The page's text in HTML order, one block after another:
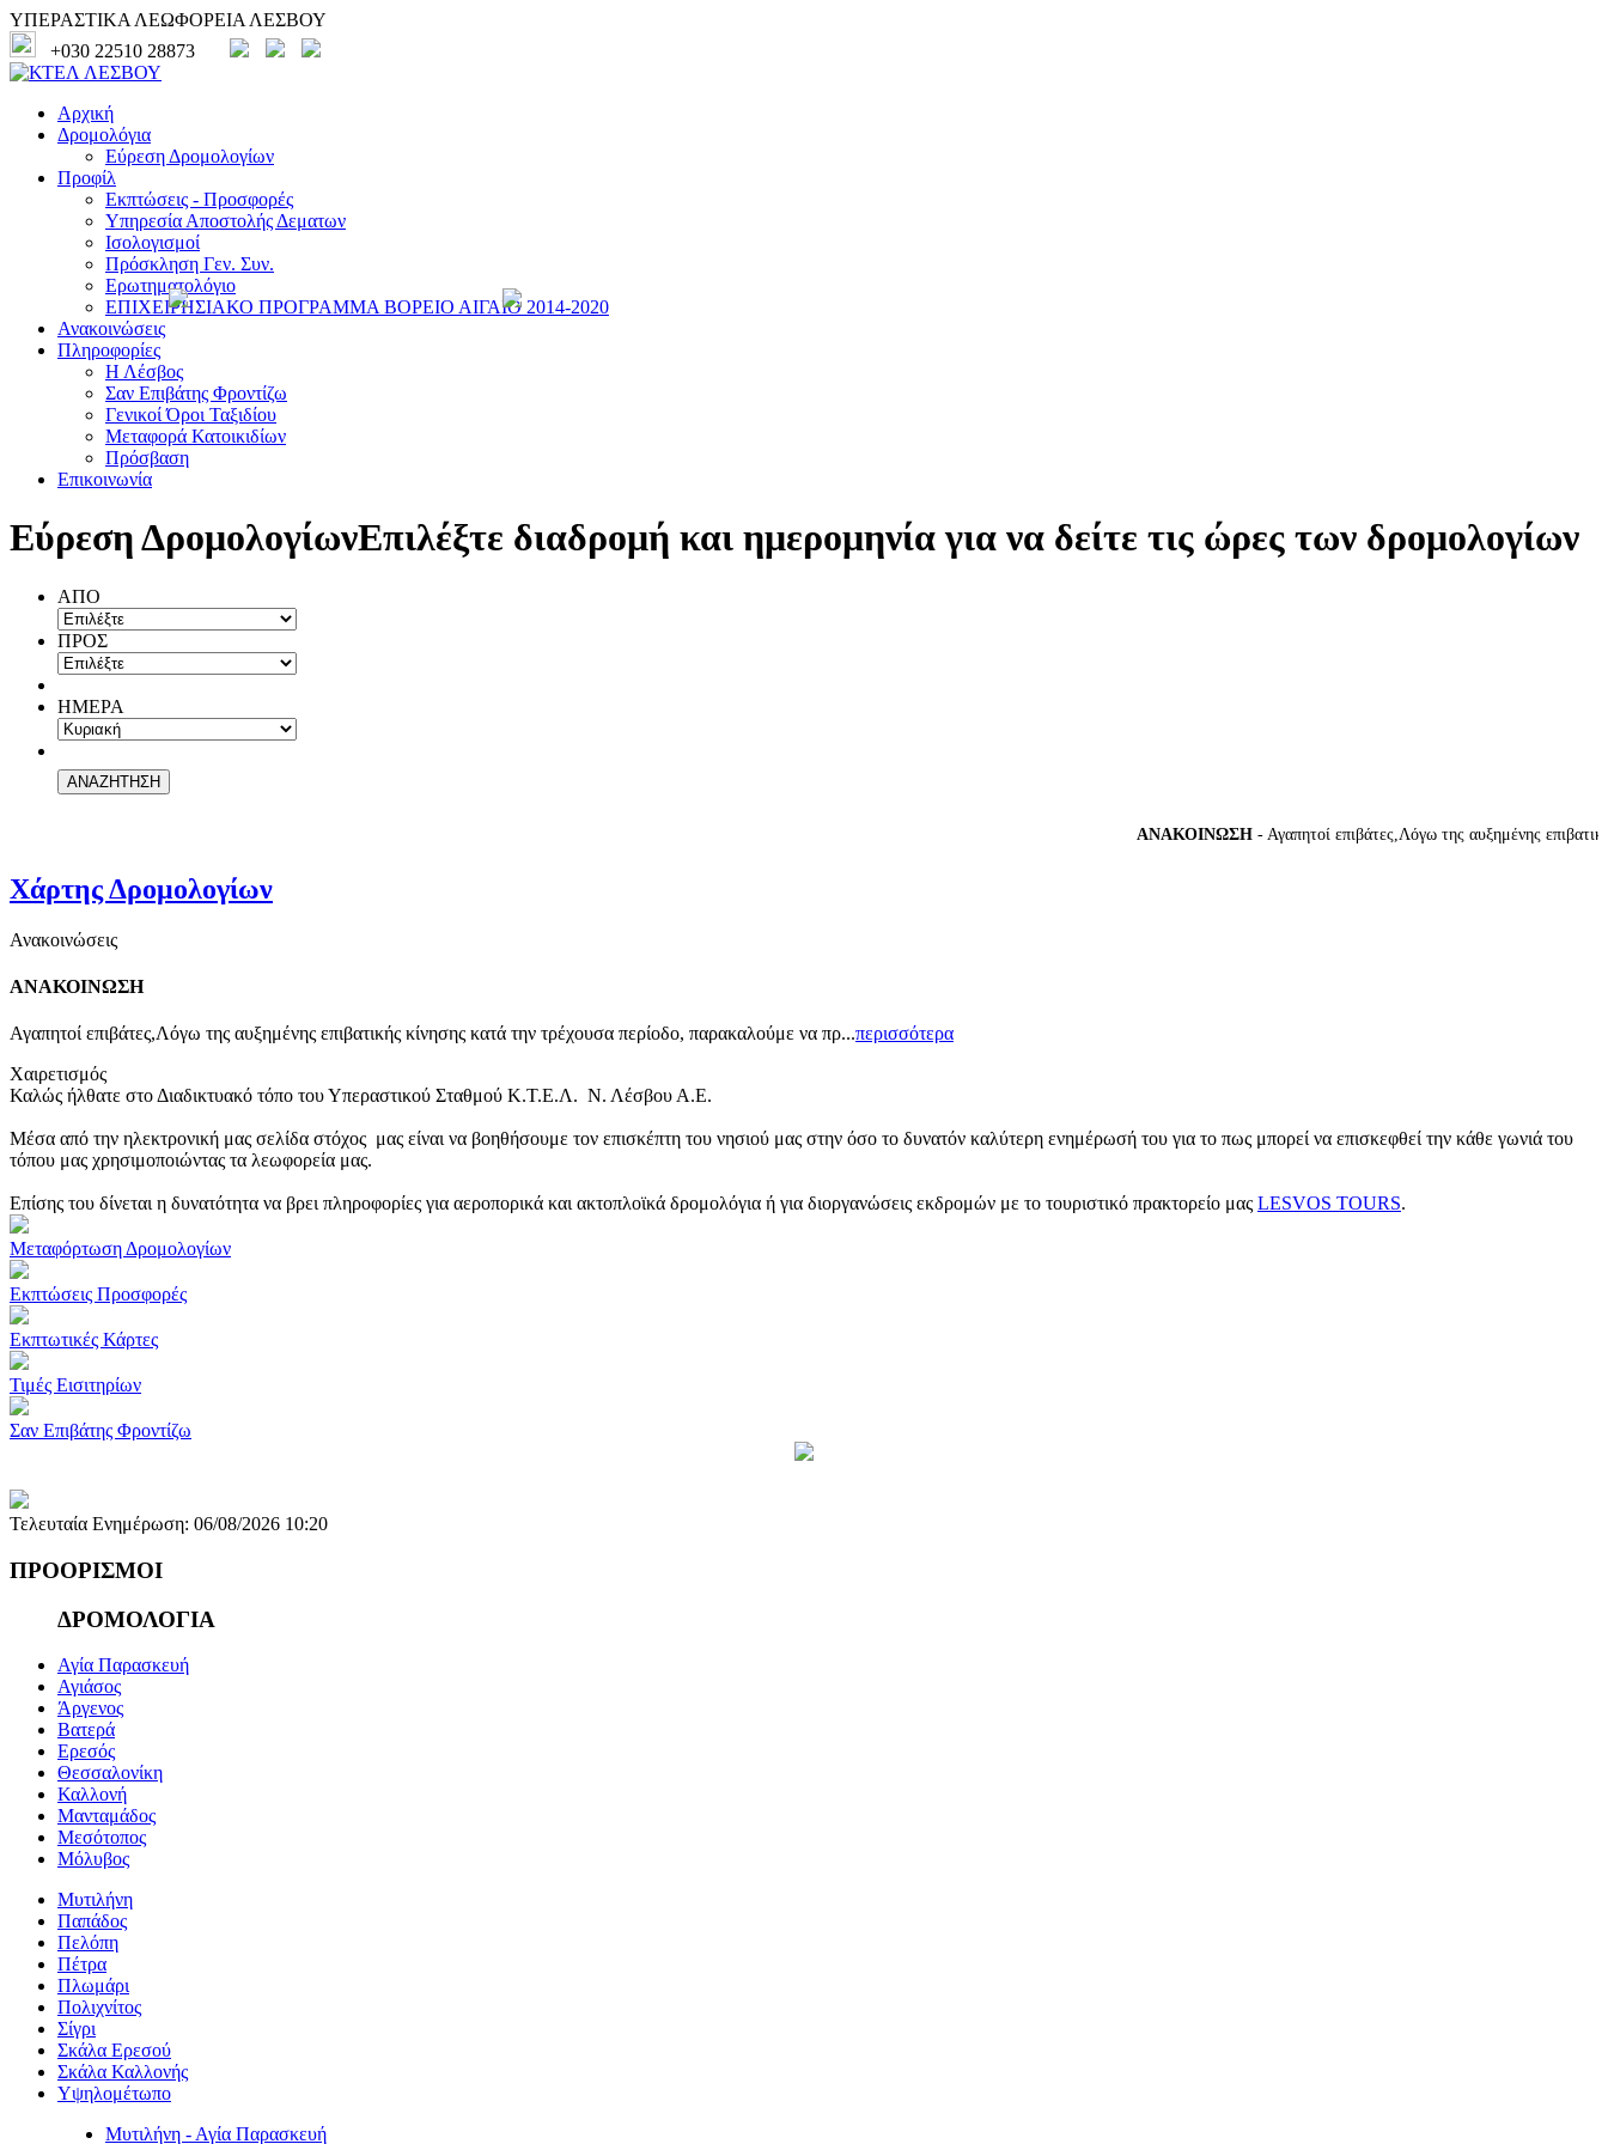
ΥΠΕΡΑΣΤΙΚΑ ΛΕΩΦΟΡΕΙΑ ΛΕΣΒΟΥ
+030 22510 28873
Αρχική
Δρομολόγια
Εύρεση Δρομολογίων
Προφίλ
Εκπτώσεις - Προσφορές
Υπηρεσία Αποστολής Δεματων
Ισολογισμοί
Πρόσκληση Γεν. Συν.
Ερωτηματολόγιο
ΕΠΙΧΕΙΡΗΣΙΑΚΟ ΠΡΟΓΡΑΜΜΑ ΒΟΡΕΙΟ ΑΙΓΑΙΟ 2014-2020
Ανακοινώσεις
Πληροφορίες
Η Λέσβος
Σαν Επιβάτης Φροντίζω
Γενικοί Όροι Ταξιδίου
Μεταφορά Κατοικιδίων
Πρόσβαση
Επικοινωνία
Εύρεση ΔρομολογίωνΕπιλέξτε διαδρομή και ημερομηνία για να δείτε τις ώρες των δρομολογίων
ΑΠΟ
ΠΡΟΣ
ΗΜΕΡΑ
ΑΝΑΚΟΙΝΩΣΗ- Αγαπητοί επιβάτες,Λόγω της αυξημένης επιβατικής
Χάρτης Δρομολογίων
Ανακοινώσεις
ΑΝΑΚΟΙΝΩΣΗ
Αγαπητοί επιβάτες,Λόγω της αυξημένης επιβατικής κίνησης κατά την τρέχουσα περίοδο, παρακαλούμε να πρ...περισσότερα
Χαιρετισμός
Καλώς ήλθατε στο Διαδικτυακό τόπο του Υπεραστικού Σταθμού Κ.Τ.Ε.Λ. Ν. Λέσβου Α.Ε.
Μέσα από την ηλεκτρονική μας σελίδα στόχος μας είναι να βοηθήσουμε τον επισκέπτη του νησιού μας στην όσο το δυνατόν καλύτερη ενημέρωσή του για το πως μπορεί να επισκεφθεί την κάθε γωνιά του
τόπου μας χρησιμοποιώντας τα λεωφορεία μας.
Επίσης του δίνεται η δυνατότητα να βρει πληροφορίες για αεροπορικά και ακτοπλοϊκά δρομολόγια ή για διοργανώσεις εκδρομών με το τουριστικό πρακτορείο μας LESVOS TOURS.
Μεταφόρτωση Δρομολογίων
Εκπτώσεις Προσφορές
Εκπτωτικές Κάρτες
Τιμές Εισιτηρίων
Σαν Επιβάτης Φροντίζω
Τελευταία Ενημέρωση: 06/08/2026 10:20
ΠΡΟΟΡΙΣΜΟΙ
ΔΡΟΜΟΛΟΓΙΑ
Αγία Παρασκευή
Αγιάσος
Άργενος
Βατερά
Ερεσός
Θεσσαλονίκη
Καλλονή
Μανταμάδος
Μεσότοπος
Μόλυβος
Μυτιλήνη
Παπάδος
Πελόπη
Πέτρα
Πλωμάρι
Πολιχνίτος
Σίγρι
Σκάλα Ερεσού
Σκάλα Καλλονής
Υψηλομέτωπο
Μυτιλήνη - Αγία Παρασκευή